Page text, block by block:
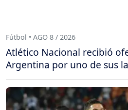
Fútbol • AGO 8 / 2026
Atlético Nacional recibió
Argentina por uno de sus